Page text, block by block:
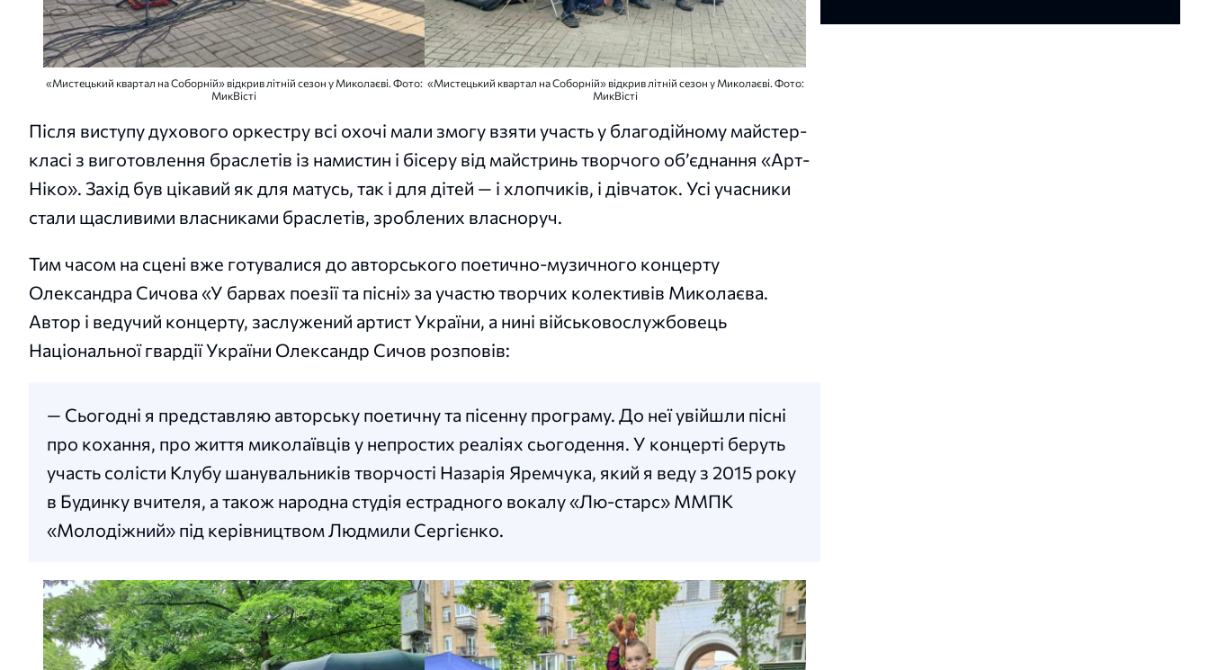
«Мистецький квартал на Соборній» відкрив літній сезон у Миколаєві. Фото:
МикВісті
«Мистецький квартал на Соборній» відкрив літній сезон у Миколаєві. Фото:
МикВісті
Після виступу духового оркестру всі охочі мали змогу взяти участь у благодійному майстер-
класі з виготовлення браслетів із намистин і бісеру від майстринь творчого об’єднання «Арт-
Ніко». Захід був цікавий як для матусь, так і для дітей — і хлопчиків, і дівчаток. Усі учасники
стали щасливими власниками браслетів, зроблених власноруч.
Тим часом на сцені вже готувалися до авторського поетично-музичного концерту
Олександра Сичова «У барвах поезії та пісні» за участю творчих колективів Миколаєва.
Автор і ведучий концерту, заслужений артист України, а нині військовослужбовець
Національної гвардії України Олександр Сичов розповів:
— Сьогодні я представляю авторську поетичну та пісенну програму. До неї увійшли пісні
про кохання, про життя миколаївців у непростих реаліях сьогодення. У концерті беруть
участь солісти Клубу шанувальників творчості Назарія Яремчука, який я веду з 2015 року
в Будинку вчителя, а також народна студія естрадного вокалу «Лю-старс» ММПК
«Молодіжний» під керівництвом Людмили Сергієнко.